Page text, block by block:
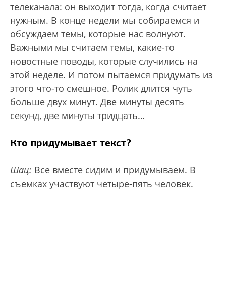
телеканала: он выходит тогда, когда считает
нужным. В конце недели мы собираемся и
обсуждаем темы, которые нас волнуют.
Важными мы считаем темы, какие-то
новостные поводы, которые случились на
этой неделе. И потом пытаемся придумать из
этого что-то смешное. Ролик длится чуть
больше двух минут. Две минуты десять
секунд, две минуты тридцать…
Кто придумывает текст?
Шац: Все вместе сидим и придумываем. В
съемках участвуют четыре-пять человек.